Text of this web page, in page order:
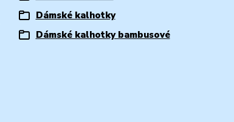
Dámské kalhotky
Dámské kalhotky bambusové